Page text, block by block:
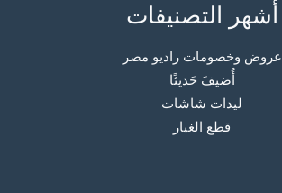
أشهر التصنيفات
عروض وخصومات راديو مصر
أُضيفَ حَديثًا
ليدات شاشات
قطع الغيار